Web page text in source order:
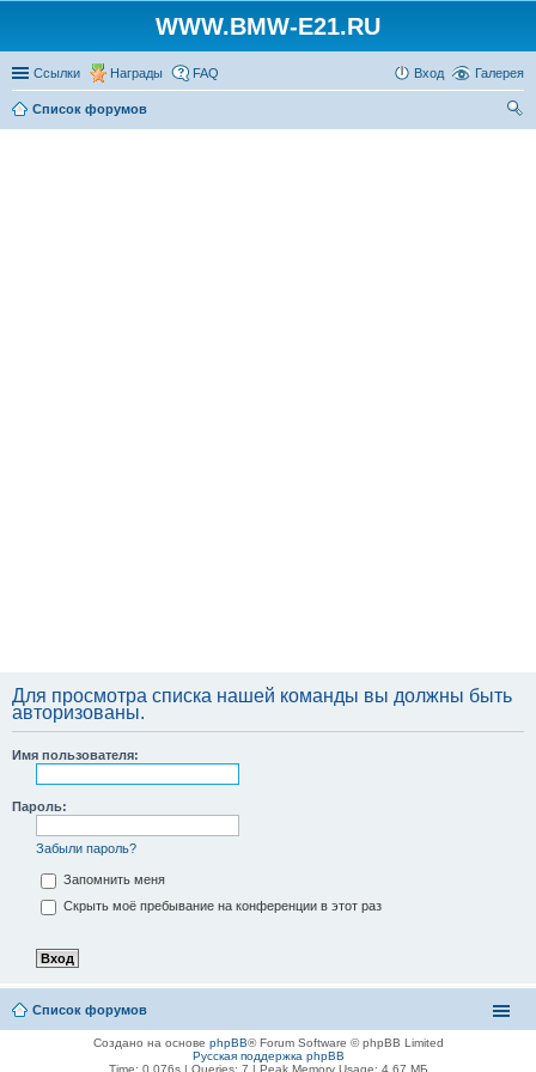
WWW.BMW-E21.RU
Ссылки Награды Галерея
FAQ Вход
Список форумов
Для просмотра списка нашей команды вы должны быть
авторизованы.
Имя пользователя:
Пароль:
Забыли пароль?
Запомнить меня
Скрыть моё пребывание на конференции в этот раз
Список форумов
Создано на основе phpBB® Forum Software © phpBB Limited
Русская поддержка phpBB
Time: 0.076s| Queries: 7 | Peak Memory Usage: 4.67 МБ